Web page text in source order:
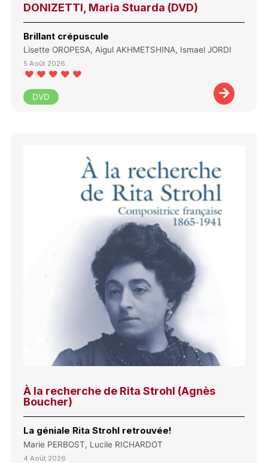
DONIZETTI, Maria Stuarda (DVD)
Brillant crépuscule
Lisette OROPESA, Aigul AKHMETSHINA, Ismael JORDI
5 Août 2026
DVD
À la recherche de Rita Strohl (Agnès
Boucher)
La géniale Rita Strohl retrouvée!
Marie PERBOST, Lucile RICHARDOT
4 Août 2026